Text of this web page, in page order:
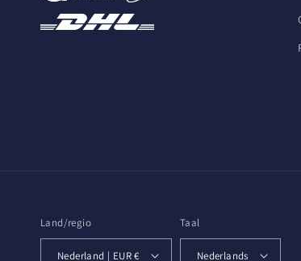
Land/regio
Nederland | EUR €
Taal
Nederlands